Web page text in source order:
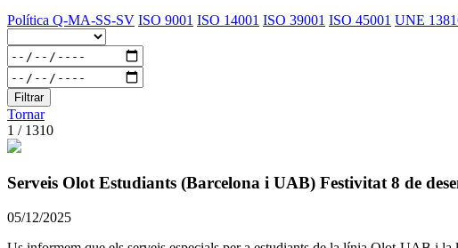
Política Q-MA-SS-SV ISO 9001 ISO 14001 ISO 39001 ISO 45001 UNE
Filtrar
Tornar
1 / 1310
Serveis Olot Estudiants (Barcelona i UAB) Festivitat 8 de
05/12/2025